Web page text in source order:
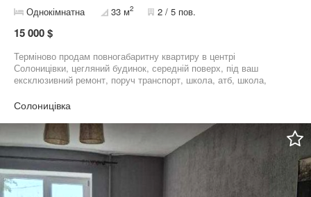
Однокімнатна 33 м2 2 / 5 пов.
15 000 $
Терміново продам повногабаритну квартиру в центрі
Солоницівки, цегляний будинок, середній поверх, під ваш
ексклюзивний ремонт, поруч транспорт, школа, атб, школа,
Солоницівка